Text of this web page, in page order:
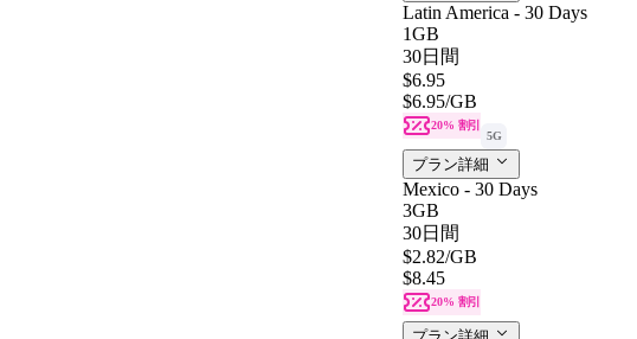
Latin America - 30 Days
1GB
30日間
$6.95
$6.95/GB
20% 割引
5G
プラン詳細
Mexico - 30 Days
3GB
30日間
$2.82/GB
$8.45
20% 割引